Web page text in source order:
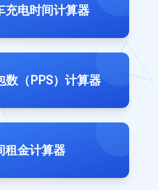
充电时间计算器
数（PPS）计算器
租金计算器